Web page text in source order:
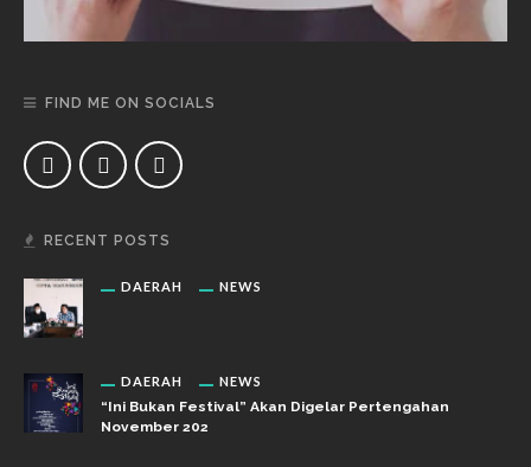
FIND ME ON SOCIALS
RECENT POSTS
DAERAH NEWS
DAERAH NEWS
“Ini Bukan Festival” Akan Digelar Pertengahan
November 202